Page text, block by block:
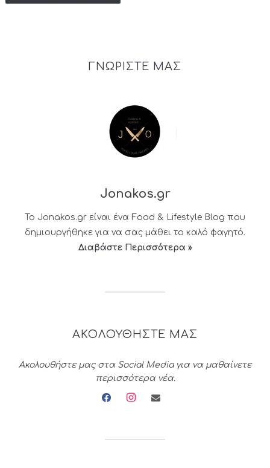
ΓΝΩΡΙΣΤΕ ΜΑΣ
Jonakos.gr
Το Jonakos.gr είναι ένα Food & Lifestyle Blog που
δημιουργήθηκε για να σας μάθει το καλό φαγητό.
Διαβάστε Περισσότερα »
ΑΚΟΛΟΥΘΗΣΤΕ ΜΑΣ
Ακολουθήστε μας στα Social Media για να μαθαίνετε
περισσότερα νέα.
facebookinstagramenvelope